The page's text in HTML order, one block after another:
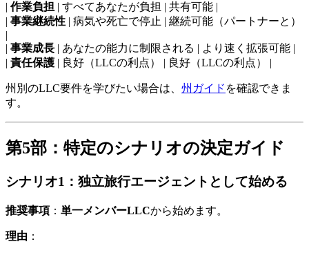
| 作業負担 | すべてあなたが負担 | 共有可能 |
| 事業継続性 | 病気や死亡で停止 | 継続可能（パートナーと）
|
| 事業成長 | あなたの能力に制限される | より速く拡張可能 |
| 責任保護 | 良好（LLCの利点） | 良好（LLCの利点） |
州別のLLC要件を学びたい場合は、 州ガイド を確認できま
す。
第5部：特定のシナリオの決定ガイド
シナリオ1：独立旅行エージェントとして始める
推奨事項 ： 単一メンバーLLCから始めます。
理由 ：